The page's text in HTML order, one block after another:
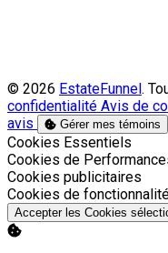
© 2026 EstateFunnel .
confidentialité Avis de
avis
Gérer mes témoins
Activer
Cookies Essentiels
Activer
Cookies de
Activer
Cookies publicitaires
Activer
Cookies de
Accepter les Cookies